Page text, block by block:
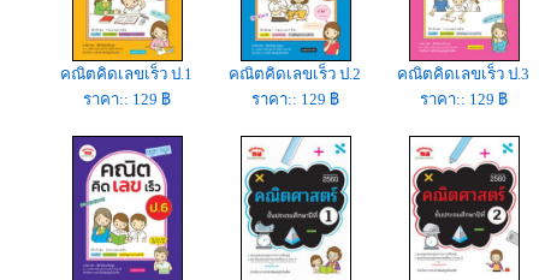
คณิตคิดเลขเร็ว ป.1
ราคา:: 129 ฿
คณิตคิดเลขเร็ว ป.2
ราคา:: 129 ฿
คณิตคิดเลขเร็ว ป.3
ราคา:: 129 ฿